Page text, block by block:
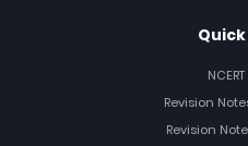
Revision
Revision